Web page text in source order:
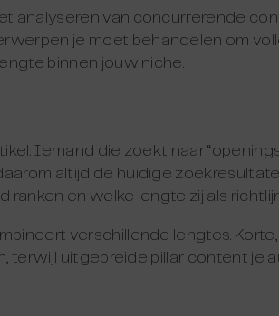
analyseren van concurrerende
je moet behandelen om
binnen jouw niche.
Iemand die zoekt naar
altijd de huidige
en welke lengte zij als
verschillende lengtes.
terwijl uitgebreide pillar content je